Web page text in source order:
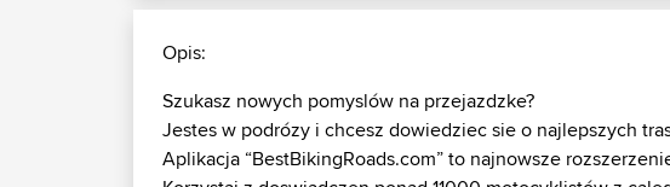
Opis:
Szukasz nowych pomyslów na przejazdzke?
Jestes w podrózy i chcesz dowiedziec sie o najlepszych
Aplikacja “BestBikingRoads.com” to najnowsze